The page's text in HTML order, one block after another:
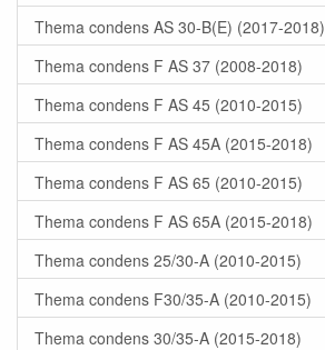
Thema condens AS 30-B(E) (2017-2018)
Thema condens F AS 37 (2008-2018)
Thema condens F AS 45 (2010-2015)
Thema condens F AS 45A (2015-2018)
Thema condens F AS 65 (2010-2015)
Thema condens F AS 65A (2015-2018)
Thema condens 25/30-A (2010-2015)
Thema condens F30/35-A (2010-2015)
Thema condens 30/35-A (2015-2018)